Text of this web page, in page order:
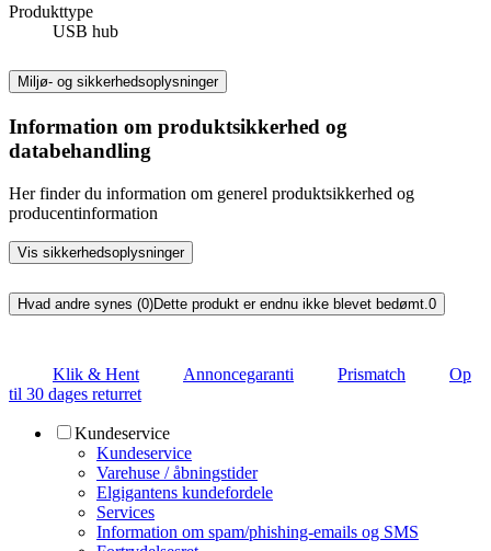
Produkttype
USB hub
Miljø- og sikkerhedsoplysninger
Information om produktsikkerhed og
databehandling
Her finder du information om generel produktsikkerhed og
producentinformation
Vis sikkerhedsoplysninger
Hvad andre synes (0)Dette produkt er endnu ikke blevet bedømt. 0
Klik & Hent Annoncegaranti Prismatch
Op
til 30 dages returret
Kundeservice
Kundeservice
Varehuse / åbningstider
Elgigantens kundefordele
Services
Information om spam/phishing-emails og SMS